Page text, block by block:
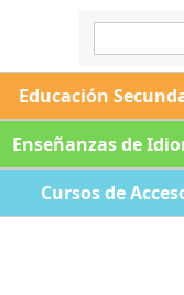
Educación
Enseñanzas de
Cursos de